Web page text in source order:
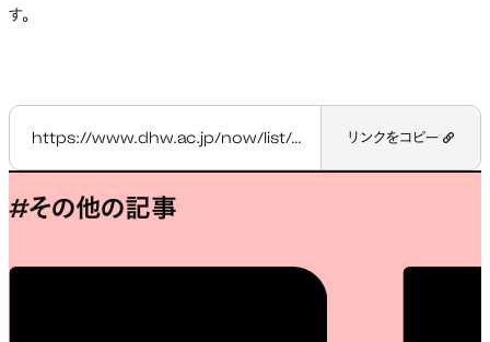
す。
https://www.dhw.ac.jp/now/list/students/students-kuwanohiromichi/ リンクをコピー
#その他の記事